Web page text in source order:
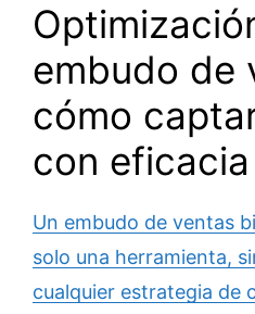
embudo de
cómo
con eficacia
Un embudo de ventas
solo una herramienta,
cualquier estrategia de